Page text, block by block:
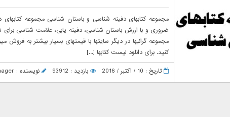
مجموعه کتابهای دفینه شناسی و باستان شناسی مجموعه
ضروری و با ارزش باستان شناسی، دفینه یابی، علامت شناسی
مجموعه گرانبها در دیگر سایتها با قیمتهای بسیار بیشتر به
کنید. برای دانلود لیست کتابها [...]
تاریخ : 10 / اکتبر / 2016 بازدید : 93912 نویسنده : Manager